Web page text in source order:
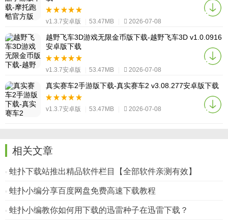
v1.3.7安卓版 53.47MB 2026-07-08
越野飞车3D游戏无限金币版下载-越野飞车3D v1.0.0916
安卓版下载
v1.3.7安卓版 53.47MB 2026-07-08
真实赛车2手游版下载-真实赛车2 v3.08.277安卓版下载
v1.3.7安卓版 53.47MB 2026-07-08
相关文章
蛙扑下载站推出精品软件栏目【全部软件亲测有效】
蛙扑小编分享百度网盘免费高速下载教程
蛙扑小编教你如何用下载的迅雷种子在迅雷下载？